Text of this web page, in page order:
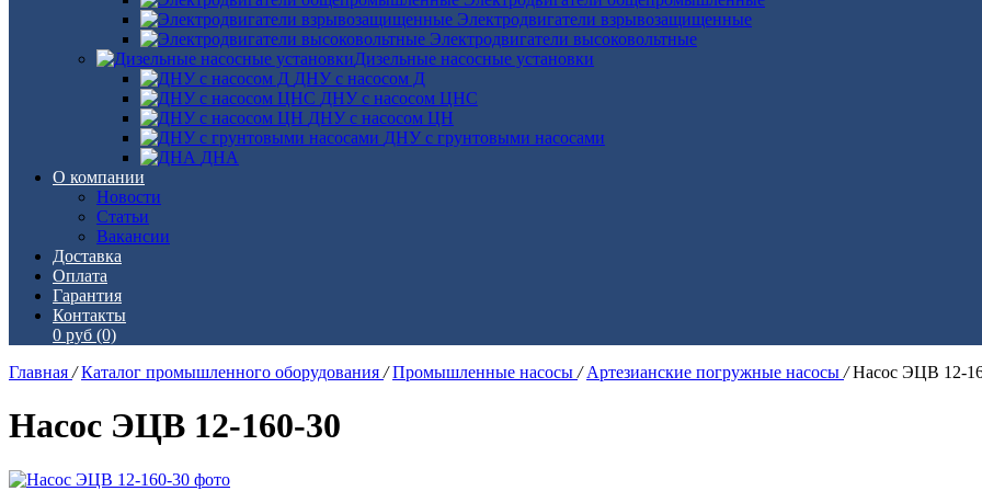
Электродвигатели взрывозащищенные
Электродвигатели высоковольтные
Дизельные насосные установки
ДНУ с насосом Д
ДНУ с насосом ЦНС
ДНУ с насосом ЦН
ДНУ с грунтовыми насосами
ДНА
О компании
Новости
Статьи
Вакансии
Доставка
Оплата
Гарантия
Контакты
0 руб (0)
Главная / Каталог промышленного оборудования / Промышленные насосы / Артезианские погружные насосы / Насос ЭЦВ 12-
Насос ЭЦВ 12-160-30